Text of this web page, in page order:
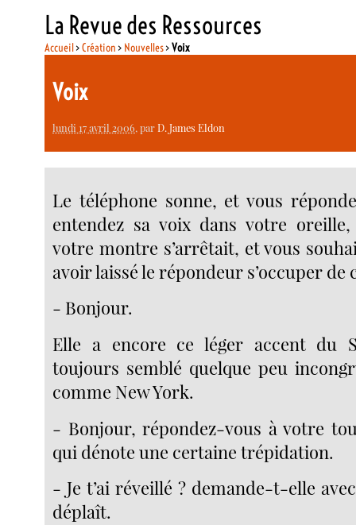
La Revue des Ressources
Accueil>Création > Nouvelles>Voix
Voix
lundi 17 avril 2006, parD. James Eldon
Le téléphone sonne, et vous
entendez sa voix dans votre
votre montre s’arrêtait, et vous
avoir laissé le répondeur s’occuper de
- Bonjour.
Elle a encore ce léger accent du
toujours semblé quelque peu
comme New York.
- Bonjour, répondez-vous à votre
qui dénote une certaine trépidation.
- Je t’ai réveillé ? demande-t-elle
déplaît.